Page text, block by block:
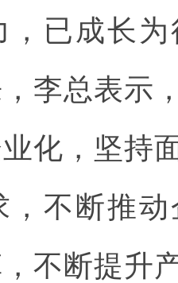
，已成长
李总表示
化，坚持
，不断推
不断提升